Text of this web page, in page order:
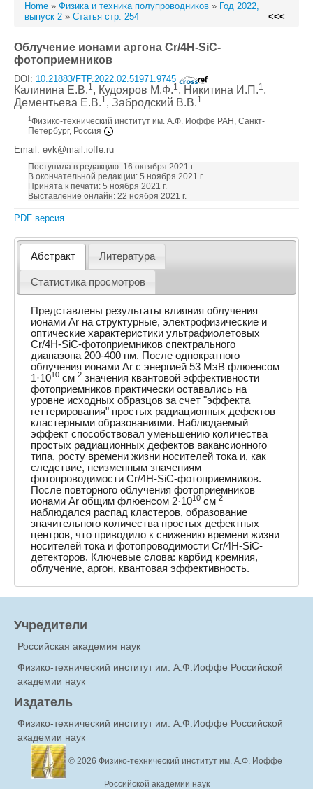
Home » Физика и техника полупроводников » Год 2022,
выпуск 2 » Статья стр. 254 <<<
Облучение ионами аргона Cr/4H-SiC-
фотоприемников
DOI: 10.21883/FTP.2022.02.51971.9745
Калинина Е.В.1, Кудояров М.Ф.1, Никитина И.П.1,
Дементьева Е.В.1, Забродский В.В.1
1 Физико-технический институт им. А.Ф. Иоффе РАН, Санкт-
Петербург, Россия
Email: evk@mail.ioffe.ru
Поступила в редакцию: 16 октября 2021 г.
В окончательной редакции: 5 ноября 2021 г.
Принята к печати: 5 ноября 2021 г.
Выставление онлайн: 22 ноября 2021 г.
PDF версия
Абстракт Литература
Статистика просмотров
Представлены результаты влияния облучения
ионами Ar на структурные, электрофизические и
оптические характеристики ультрафиолетовых
Cr/4H-SiC-фотоприемников спектрального
диапазона 200-400 нм. После однократного
облучения ионами Ar с энергией 53 МэВ флюенсом
1·1010 см-2 значения квантовой эффективности
фотоприемников практически оставались на
уровне исходных образцов за счет "эффекта
геттерирования" простых радиационных дефектов
кластерными образованиями. Наблюдаемый
эффект способствовал уменьшению количества
простых радиационных дефектов вакансионного
типа, росту времени жизни носителей тока и, как
следствие, неизменным значениям
фотопроводимости Cr/4H-SiC-фотоприемников.
После повторного облучения фотоприемников
ионами Ar общим флюенсом 2·1010 см-2
наблюдался распад кластеров, образование
значительного количества простых дефектных
центров, что приводило к снижению времени жизни
носителей тока и фотопроводимости Cr/4H-SiC-
детекторов. Ключевые слова: карбид кремния,
облучение, аргон, квантовая эффективность.
Учредители
Российская академия наук
Физико-технический институт им. А.Ф.Иоффе Российской
академии наук
Издатель
Физико-технический институт им. А.Ф.Иоффе Российской
академии наук
© 2026 Физико-технический институт им. А.Ф. Иоффе
Российской академии наук